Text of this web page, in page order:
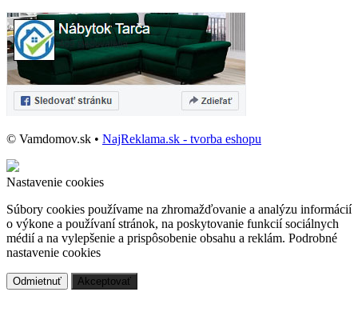
© Vamdomov.sk • NajReklama.sk - tvorba eshopu
Nastavenie cookies
Súbory cookies používame na zhromažďovanie a analýzu informácií
o výkone a používaní stránok, na poskytovanie funkcií sociálnych
médií a na vylepšenie a prispôsobenie obsahu a reklám. Podrobné
nastavenie cookies
Odmietnuť Akceptovať